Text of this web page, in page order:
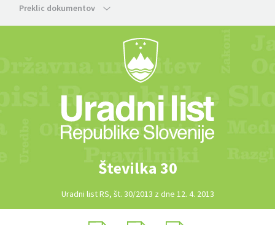
Preklic dokumentov
Številka 30
Uradni list RS, št. 30/2013 z dne 12. 4. 2013